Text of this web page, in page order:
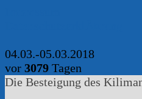
04.03.-05.03.2018
vor 3079 Tagen
Die Besteigung des